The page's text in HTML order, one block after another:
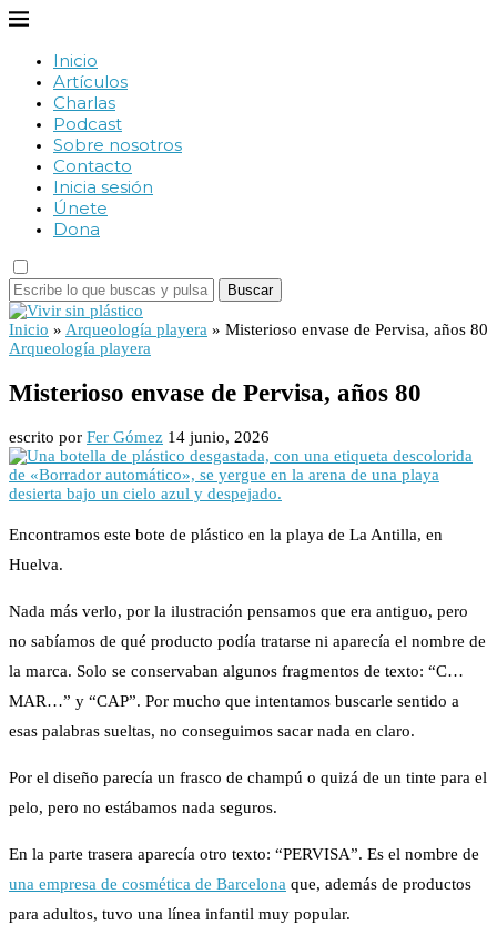
Inicio
Artículos
Charlas
Podcast
Sobre nosotros
Contacto
Inicia sesión
Únete
Dona
Buscar
Inicio » Arqueología playera » Misterioso envase de Pervisa, años 80
Arqueología playera
Misterioso envase de Pervisa, años 80
escrito por Fer Gómez 14 junio, 2026
Encontramos este bote de plástico en la playa de La Antilla, en
Huelva.
Nada más verlo, por la ilustración pensamos que era antiguo, pero
no sabíamos de qué producto podía tratarse ni aparecía el nombre de
la marca. Solo se conservaban algunos fragmentos de texto: “C…
MAR…” y “CAP”. Por mucho que intentamos buscarle sentido a
esas palabras sueltas, no conseguimos sacar nada en claro.
Por el diseño parecía un frasco de champú o quizá de un tinte para el
pelo, pero no estábamos nada seguros.
En la parte trasera aparecía otro texto: “PERVISA”. Es el nombre de
una empresa de cosmética de Barcelona que, además de productos
para adultos, tuvo una línea infantil muy popular.